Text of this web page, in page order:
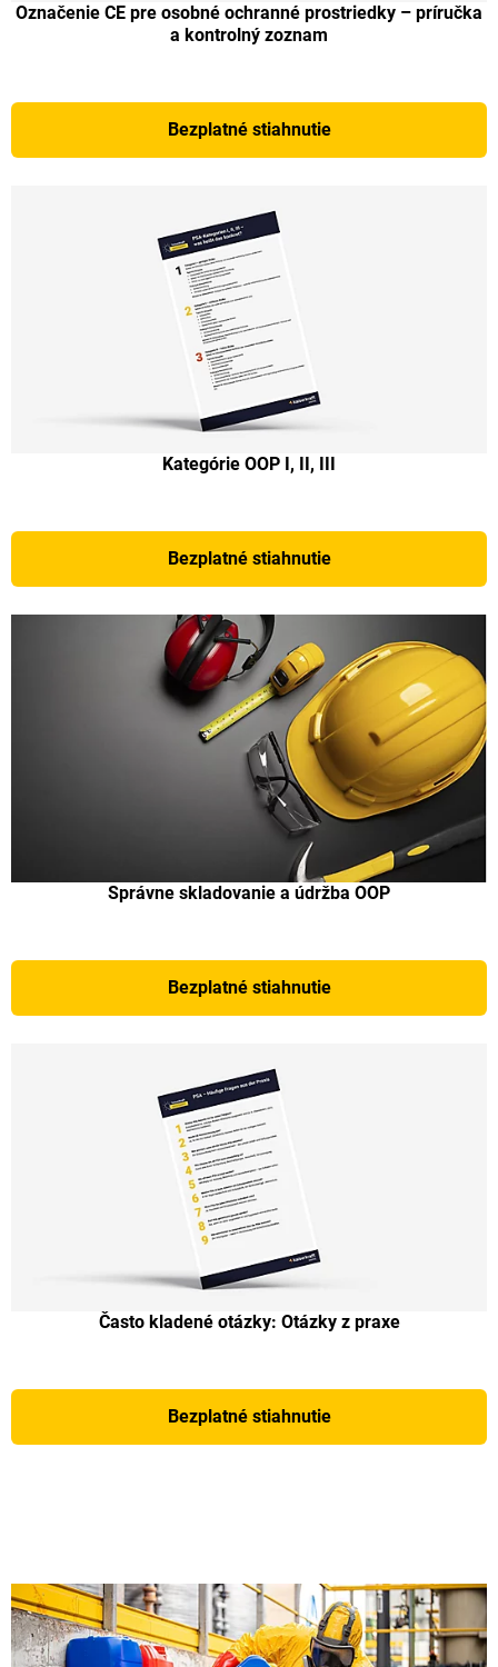
Označenie CE pre osobné ochranné prostriedky – príručka
a kontrolný zoznam
Bezplatné stiahnutie
Kategórie OOP I, II, III
Bezplatné stiahnutie
Správne skladovanie a údržba OOP
Bezplatné stiahnutie
Často kladené otázky: Otázky z praxe
Bezplatné stiahnutie